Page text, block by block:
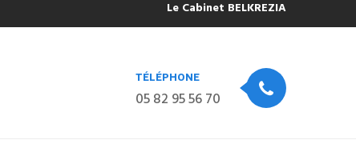
Le Cabinet BELKREZIA sera fermé
TÉLÉPHONE
05 82 95 56 70